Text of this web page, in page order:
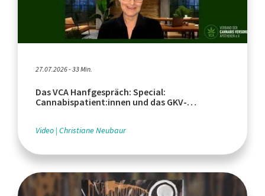
27.07.2026 - 33 Min.
Das VCA Hanfgespräch: Special:
Cannabispatient:innen und das GKV-
Video Christiane Neubaur